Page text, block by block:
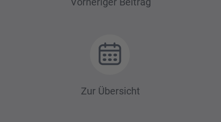
Zur Übersicht